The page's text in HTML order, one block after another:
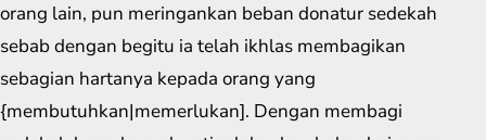
orang lain, pun meringankan beban donatur sedekah
sebab dengan begitu ia telah ikhlas membagikan
sebagian hartanya kepada orang yang
{membutuhkan|memerlukan]. Dengan membagi